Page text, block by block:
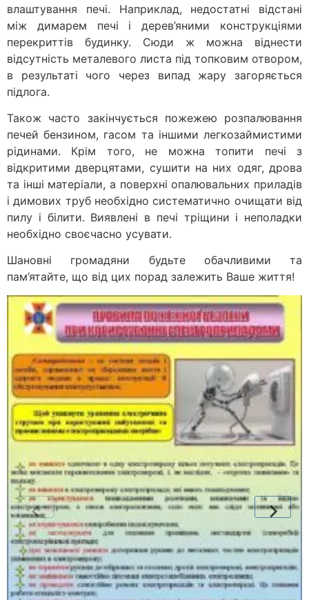
влаштування печі. Наприклад, недостатні відстані
між димарем печі і дерев’яними конструкціями
перекриттів будинку. Сюди ж можна віднести
відсутність металевого листа під топковим отвором,
в результаті чого через випад жару загоряється
підлога.
Також часто закінчується пожежею розпалювання
печей бензином, гасом та іншими легкозаймистими
рідинами. Крім того, не можна топити печі з
відкритими дверцятами, сушити на них одяг, дрова
та інші матеріали, а поверхні опалювальних приладів
і димових труб необхідно систематично очищати від
пилу і білити. Виявлені в печі тріщини і неполадки
необхідно своєчасно усувати.
Шановні громадяни будьте обачливими та
пам’ятайте, що від цих порад залежить Ваше життя!